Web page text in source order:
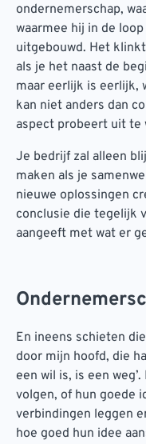
ondernemerschap,
waarmee hij in de
uitgebouwd. Het
als je het naast de
maar eerlijk is eerlijk,
kan niet anders dan
aspect probeert uit te
Je bedrijf zal alleen
maken als je
nieuwe oplossingen
conclusie die tegelijk
aangeeft met wat er
En ineens schieten
door mijn hoofd, die
een wil is, is een
volgen, of hun goede
verbindingen leggen
hoe goed hun idee